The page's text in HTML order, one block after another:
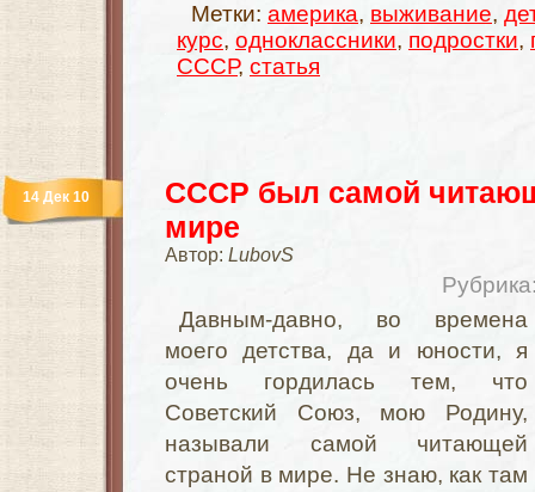
Метки: америка, выживание,
курс, одноклассники, подростки,
СССР, статья
СССР был самой
мире
Автор: LubovS
14 Дек 10
Давным-давно, во времена
моего детства, да и юности, я
очень гордилась тем, что
Советский Союз, мою Родину,
называли самой читающей
страной в мире. Не знаю, как там